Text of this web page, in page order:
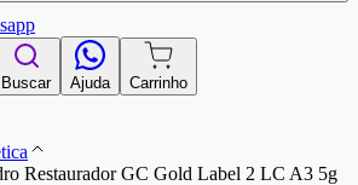
Buscar Ajuda Carrinho
Restaurador GC Gold Label 2 LC A3 5g